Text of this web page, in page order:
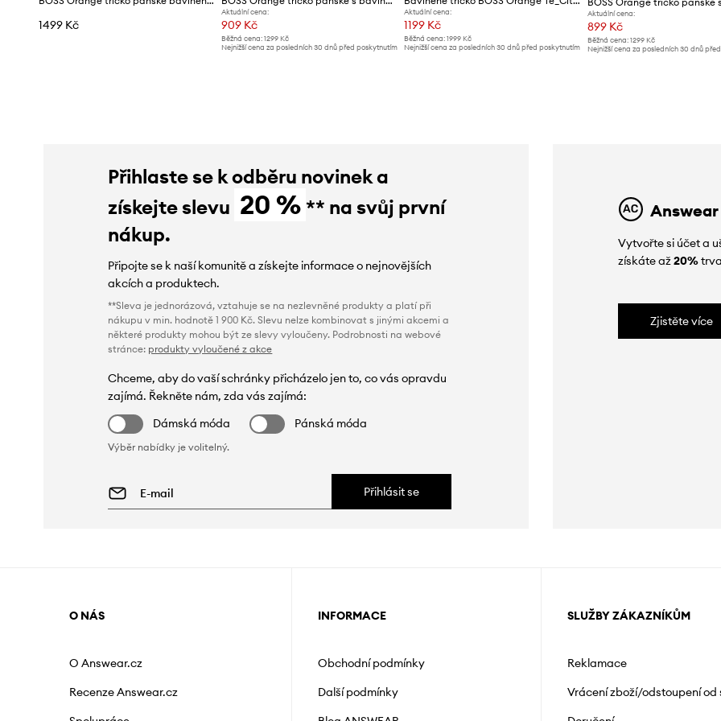
1499 Kč
Aktuální cena:
909 Kč
Běžná cena:1299 Kč
Nejnižší cena za posledních 30 dnů před poskytnutím
Aktuální cena:
1199 Kč
Běžná cena: 1999 Kč
Nejnižší cena za posledních 30 dnů před poskytnutím
Aktuální cena:
899 Kč
Běžná cena: 1299 Kč
Nejnižší cena za posledních 30 dnů
Přihlaste se k odběru novinek a
získejte slevu 20 % ** na svůj první
nákup.
Připojte se k naší komunitě a získejte informace o nejnovějších
akcích a produktech.
**Sleva je jednorázová, vztahuje se na nezlevněné produkty a platí při
nákupu v min. hodnotě 1 900 Kč. Slevu nelze kombinovat s jinými akcemi a
některé produkty mohou být ze slevy vyloučeny. Podrobnosti na webové
stránce: produkty vyloučené z akce
Chceme, aby do vaší schránky přicházelo jen to, co vás opravdu
zajímá. Řekněte nám, zda vás zajímá:
Dámská móda
Pánská móda
Výběr nabídky je volitelný.
Přihlásit se
Vytvořte si účet a
získáte až20%
Zjistěte více
O NÁS
O Answear.cz
Recenze Answear.cz
INFORMACE
Obchodní podmínky
Další podmínky
SLUŽBY ZÁKAZNÍKŮM
Reklamace
Vrácení zboží/odstoupení od